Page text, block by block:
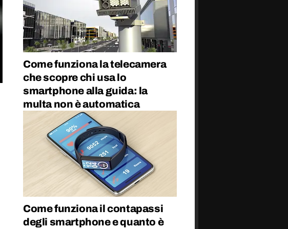
Come funziona la telecamera
che scopre chi usa lo
smartphone alla guida: la
multa non è automatica
Come funziona il contapassi
degli smartphone e quanto è